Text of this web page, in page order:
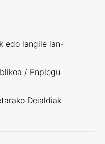
edo langile lan-
/ Enplegu
Deialdiak